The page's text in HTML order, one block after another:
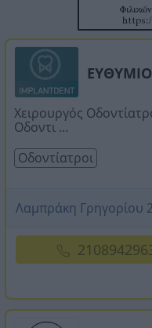
Χειρουργός
Οδοντι ...
Οδοντίατροι
Λαμπράκη Γρηγορίου